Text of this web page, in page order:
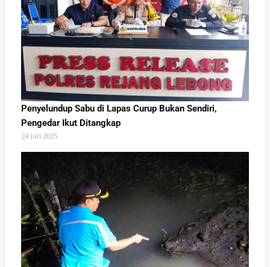
Penyelundup Sabu di Lapas Curup Bukan Sendiri,
Pengedar Ikut Ditangkap
24 Juli 2025